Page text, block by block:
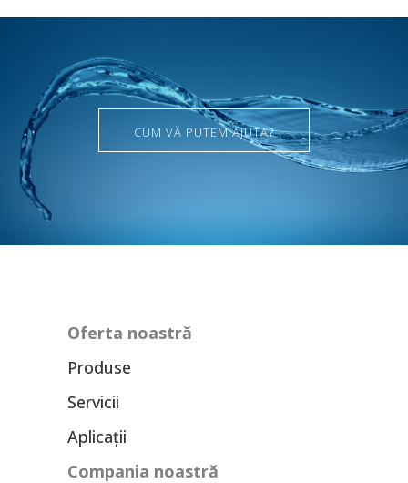
CUM VĂ PUTEM AJUTA?
Oferta noastră
Produse
Servicii
Aplicații
Compania noastră